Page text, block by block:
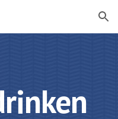
Skip to navigation